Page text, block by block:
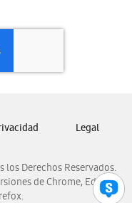
Derechos Reservados.
de Chrome, Edge,
Legal